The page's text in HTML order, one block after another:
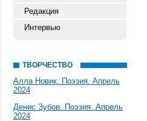
Редакция
Интервью
ТВОРЧЕСТВО
Алла Новик. Поэзия. Апрель
2024
Денис Зубов. Поэзия. Апрель
2024